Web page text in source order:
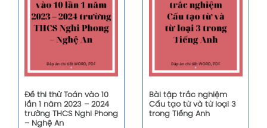
Đề thi thử Toán vào 10
lần 1 năm 2023 – 2024
trường THCS Nghi Phong
– Nghệ An
Bài tập trắc nghiệm
Cấu tạo từ và từ loại 3
trong Tiếng Anh